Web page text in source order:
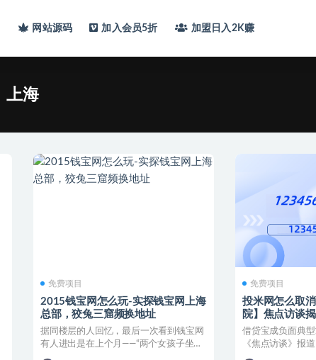
网站源码 加入会员5折 加盟日入2K赚
上海
免费项目
2015钱宝网怎么玩-实探钱宝网上海
总部，狡兔三窟频换地址
据同楼层的人回忆，最后一次看到钱宝网
有人进出是在上个月——“两个女孩子坐在
免费项目
投米网怎么取
院】焦点访谈
成负面典型
借贷宝成负面典
《焦点访谈》报